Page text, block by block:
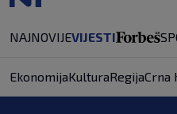
NAJNOVIJEVIJESTI
EkonomijaKulturaRegijaCrna